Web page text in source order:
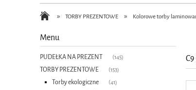
» TORBY PREZENTOWE » Kolorowe torby
Menu
PUDEŁKA NA PREZENT (145)
TORBY PREZENTOWE (153)
Torby ekologiczne (41)